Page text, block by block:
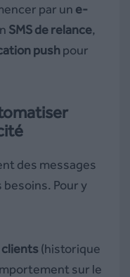
par un e-
SMS de relance,
pushpour
des messages
besoins. Pour y
clients(historique
sur le